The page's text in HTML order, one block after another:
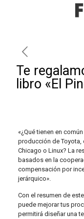
Te
libro «El
«¿Qué tienen en
producción de Toyota,
Chicago o Linux? La
basados en la
compensación por
jerárquico».
Con el resumen de
puede mejorar tus
permitirá diseñar una